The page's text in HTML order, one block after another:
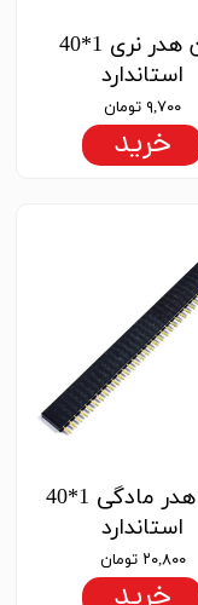
پین هدر نری 1*40
استاندارد
۹,۷۰۰ تومان
خرید
پین هدر مادگی 1*40
استاندارد
۲۰,۸۰۰ تومان